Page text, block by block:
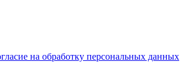
на обработку персональных данных